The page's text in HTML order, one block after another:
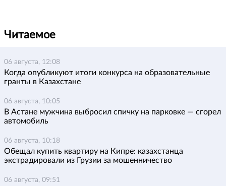
Читаемое
06 августа, 12:08
Когда опубликуют итоги конкурса на образовательные
гранты в Казахстане
06 августа, 10:05
В Астане мужчина выбросил спичку на парковке — сгорел
автомобиль
06 августа, 10:18
Обещал купить квартиру на Кипре: казахстанца
экстрадировали из Грузии за мошенничество
06 августа, 09:51